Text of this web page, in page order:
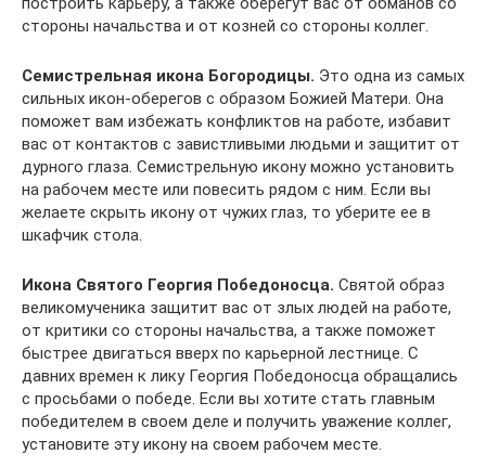
стороны начальства и от козней со стороны коллег.
Семистрельная икона Богородицы. Это одна из самых
сильных икон-оберегов с образом Божией Матери. Она
поможет вам избежать конфликтов на работе, избавит
вас от контактов с завистливыми людьми и защитит от
дурного глаза. Семистрельную икону можно установить
на рабочем месте или повесить рядом с ним. Если вы
желаете скрыть икону от чужих глаз, то уберите ее в
шкафчик стола.
Икона Святого Георгия Победоносца. Святой образ
великомученика защитит вас от злых людей на работе,
от критики со стороны начальства, а также поможет
быстрее двигаться вверх по карьерной лестнице. С
давних времен к лику Георгия Победоносца обращались
с просьбами о победе. Если вы хотите стать главным
победителем в своем деле и получить уважение коллег,
установите эту икону на своем рабочем месте.